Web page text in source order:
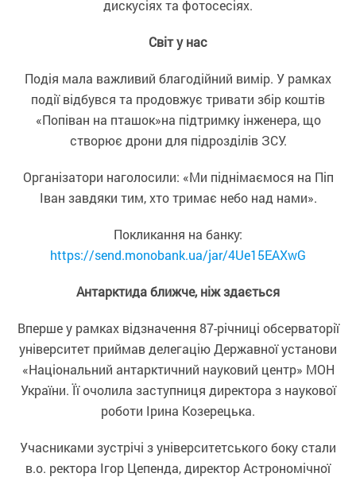
дискусіях та фотосесіях.
Світ у нас
Подія мала важливий благодійний вимір. У рамках
події відбувся та продовжує тривати збір коштів
«Попіван на пташок»на підтримку інженера, що
створює дрони для підрозділів ЗСУ.
Організатори наголосили: «Ми піднімаємося на Піп
Іван завдяки тим, хто тримає небо над нами».
Покликання на банку:
https://send.monobank.ua/jar/4Ue15EAXwG
Антарктида ближче, ніж здається
Вперше у рамках відзначення 87-річниці обсерваторії
університет приймав делегацію Державної установи
«Національний антарктичний науковий центр» МОН
України. Її очолила заступниця директора з наукової
роботи Ірина Козерецька.
Учасниками зустрічі з університетського боку стали
в.о. ректора Ігор Цепенда, директор Астрономічної